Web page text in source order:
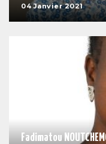
04 Janvier 2021
Fadimatou